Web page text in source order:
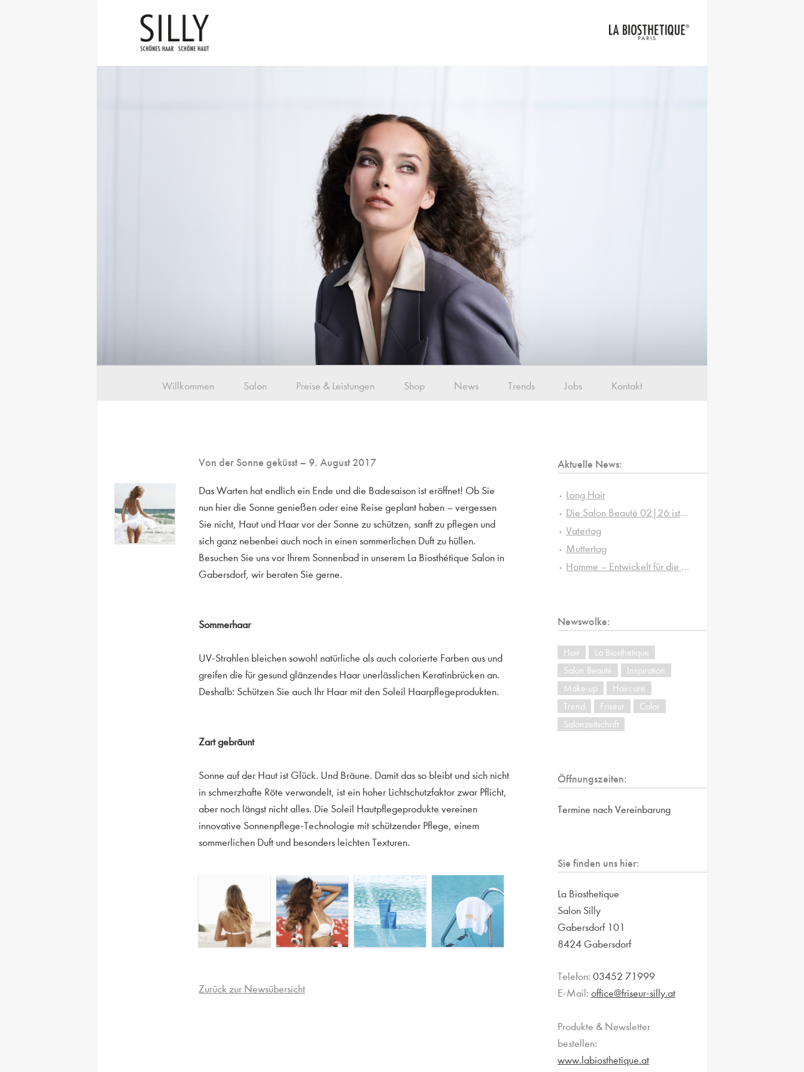
Willkommen Salon Preise & Leistungen Shop News Trends Jobs Kontakt
Von der Sonne geküsst– 9. August 2017
Das Warten hat endlich ein Ende und die Badesaison ist eröffnet! Ob Sie
nun hier die Sonne genießen oder eine Reise geplant haben – vergessen
Sie nicht, Haut und Haar vor der Sonne zu schützen, sanft zu pflegen und
sich ganz nebenbei auch noch in einen sommerlichen Duft zu hüllen.
Besuchen Sie uns vor Ihrem Sonnenbad in unserem La Biosthétique Salon in
Gabersdorf, wir beraten Sie gerne.
Sommerhaar
UV-Strahlen bleichen sowohl natürliche als auch colorierte Farben aus und
greifen die für gesund glänzendes Haar unerlässlichen Keratinbrücken an.
Deshalb: Schützen Sie auch Ihr Haar mit den Soleil Haarpflegeprodukten.
Zart gebräunt
Sonne auf der Haut ist Glück. Und Bräune. Damit das so bleibt und sich nicht
in schmerzhafte Röte verwandelt, ist ein hoher Lichtschutzfaktor zwar Pflicht,
aber noch längst nicht alles. Die Soleil Hautpflegeprodukte vereinen
innovative Sonnenpflege-Technologie mit schützender Pflege, einem
sommerlichen Duft und besonders leichten Texturen.
Zurück zur Newsübersicht
Aktuelle News:
Long Hair
Die Salon Beauté 02|26 ist da!
Vatertag
Muttertag
Homme – Entwickelt für die besonderen Ansprüche von Männerhaut und -haar
Newswolke:
Hair
La Biosthetique
Salon Beauté
Inspiration
Make-up
Haircare
Trend
Friseur
Color
Salonzeitschrift
Öffnungszeiten:
Termine nach Vereinbarung
Sie finden uns hier:
La Biosthetique
Salon Silly
Gabersdorf 101
8424 Gabersdorf
Telefon: 03452 71999
E-Mail: office@friseur-silly.at
Produkte & Newsletter
bestellen:
www.labiosthetique.at